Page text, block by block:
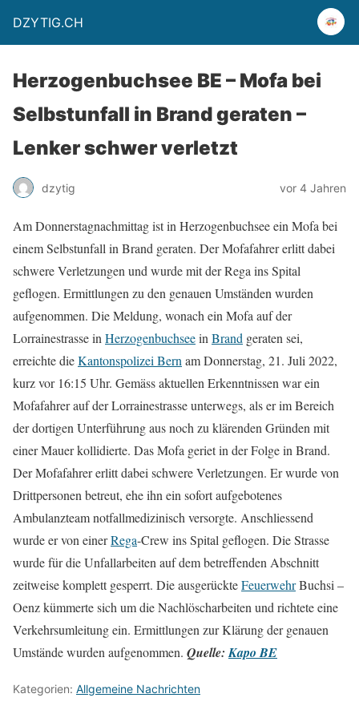
DZYTIG.CH
Herzogenbuchsee BE – Mofa bei
Selbstunfall in Brand geraten –
Lenker schwer verletzt
dzytig vor 4 Jahren
Am Donnerstagnachmittag ist in Herzogenbuchsee ein Mofa bei
einem Selbstunfall in Brand geraten. Der Mofafahrer erlitt dabei
schwere Verletzungen und wurde mit der Rega ins Spital
geflogen. Ermittlungen zu den genauen Umständen wurden
aufgenommen. Die Meldung, wonach ein Mofa auf der
Lorrainestrasse in Herzogenbuchseein Brand geraten sei,
erreichte dieKantonspolizei Bern am Donnerstag, 21. Juli 2022,
kurz vor 16:15 Uhr. Gemäss aktuellen Erkenntnissen war ein
Mofafahrer auf der Lorrainestrasse unterwegs, als er im Bereich
der dortigen Unterführung aus noch zu klärenden Gründen mit
einer Mauer kollidierte. Das Mofa geriet in der Folge in Brand.
Der Mofafahrer erlitt dabei schwere Verletzungen. Er wurde von
Drittpersonen betreut, ehe ihn ein sofort aufgebotenes
Ambulanzteam notfallmedizinisch versorgte. Anschliessend
wurde er von einerRega-Crew ins Spital geflogen. Die Strasse
wurde für die Unfallarbeiten auf dem betreffenden Abschnitt
zeitweise komplett gesperrt. Die ausgerückteFeuerwehrBuchsi –
Oenz kümmerte sich um die Nachlöscharbeiten und richtete eine
Verkehrsumleitung ein. Ermittlungen zur Klärung der genauen
Umstände wurden aufgenommen. Quelle:Kapo BE
Kategorien: Allgemeine Nachrichten